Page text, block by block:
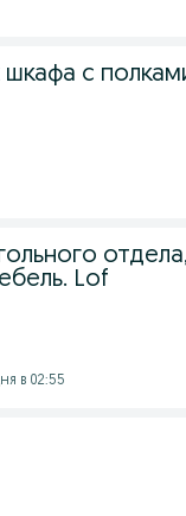
с
Lof
в 02:55